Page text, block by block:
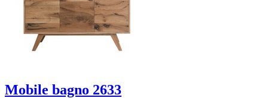
Mobile bagno 2633